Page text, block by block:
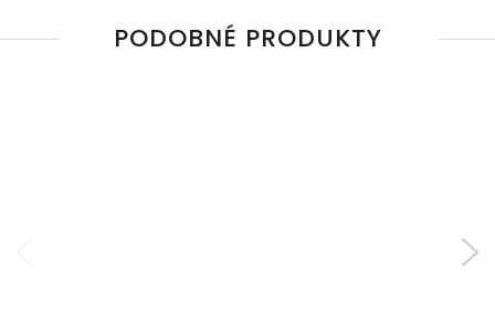
PODOBNÉ PRODUKTY